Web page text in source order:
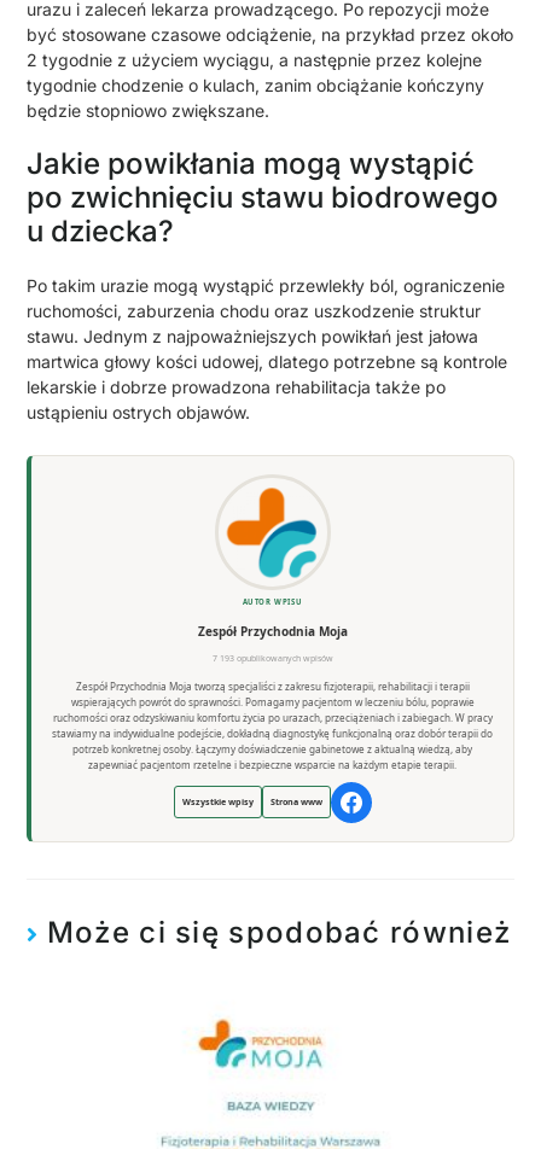
urazu i zaleceń lekarza prowadzącego. Po repozycji może
być stosowane czasowe odciążenie, na przykład przez około
2 tygodnie z użyciem wyciągu, a następnie przez kolejne
tygodnie chodzenie o kulach, zanim obciążanie kończyny
będzie stopniowo zwiększane.
Jakie powikłania mogą wystąpić
po zwichnięciu stawu biodrowego
u dziecka?
Po takim urazie mogą wystąpić przewlekły ból, ograniczenie
ruchomości, zaburzenia chodu oraz uszkodzenie struktur
stawu. Jednym z najpoważniejszych powikłań jest jałowa
martwica głowy kości udowej, dlatego potrzebne są kontrole
lekarskie i dobrze prowadzona rehabilitacja także po
ustąpieniu ostrych objawów.
AUTOR WPISU
Zespół Przychodnia Moja
7 193 opublikowanych wpisów
Zespół Przychodnia Moja tworzą specjaliści z zakresu fizjoterapii, rehabilitacji i terapii
wspierających powrót do sprawności. Pomagamy pacjentom w leczeniu bólu, poprawie
ruchomości oraz odzyskiwaniu komfortu życia po urazach, przeciążeniach i zabiegach. W pracy
stawiamy na indywidualne podejście, dokładną diagnostykę funkcjonalną oraz dobór terapii do
potrzeb konkretnej osoby. Łączymy doświadczenie gabinetowe z aktualną wiedzą, aby
zapewniać pacjentom rzetelne i bezpieczne wsparcie na każdym etapie terapii.
Wszystkie wpisy Strona www
Może ci się spodobać również